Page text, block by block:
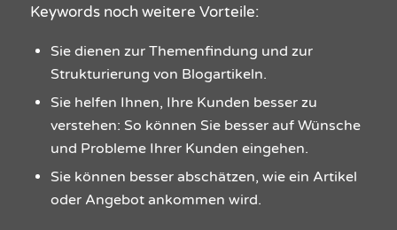
Keywordsnoch weitere Vorteile:
Sie dienen zur Themenfindung und zur
Strukturierung von Blogartikeln.
Sie helfen Ihnen, Ihre Kunden besser zu
verstehen: So können Sie besser auf Wünsche
und Probleme Ihrer Kunden eingehen.
Sie können besser abschätzen, wie ein Artikel
oder Angebot ankommen wird.